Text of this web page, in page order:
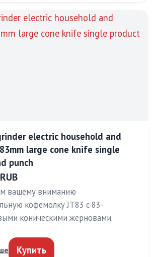
electric household and
large cone knife single
punch
вашему вниманию
кофемолку JT83 с 83-
коническими жерновами.
Купить